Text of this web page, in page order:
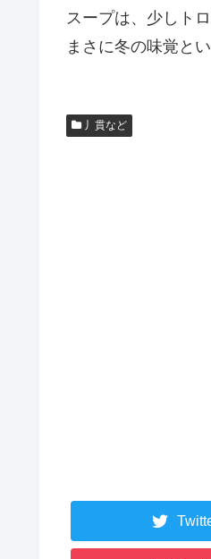
スープは、少しト
まさに冬の味覚と
丿貫など